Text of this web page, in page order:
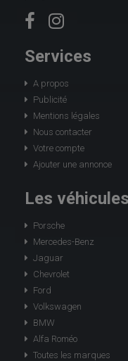
Services
A propos
Publicité
Mentions légales
Nous contacter
Votre compte
Ajouter une annonce
Les
Porsche
Mercedes-Benz
Jaguar
Chevrolet
Ford
Volkswagen
BMW
Alfa Roméo
Toutes les marques